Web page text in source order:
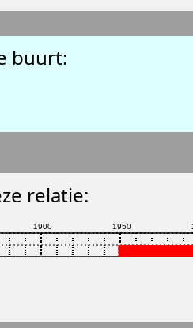
buurt:
relatie: